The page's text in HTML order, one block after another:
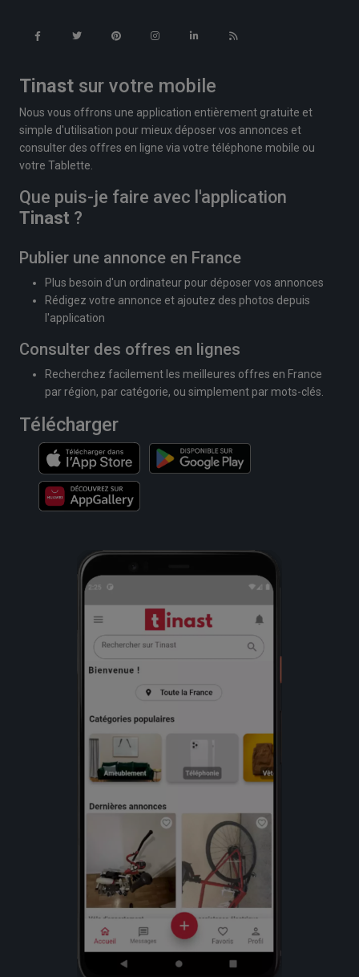
Tinast sur votre mobile
Nous vous offrons une application entièrement gratuite et
simple d'utilisation pour mieux déposer vos annonces et
consulter des offres en ligne via votre téléphone mobile ou
votre Tablette.
Que puis-je faire avec l'application
Tinast ?
Publier une annonce en France
Plus besoin d'un ordinateur pour déposer vos annonces
Rédigez votre annonce et ajoutez des photos depuis
l'application
Consulter des offres en lignes
Recherchez facilement les meilleures offres en France
par région, par catégorie, ou simplement par mots-clés.
Télécharger